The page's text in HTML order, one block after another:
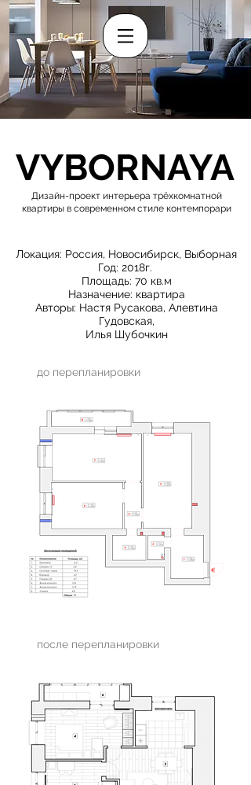
VYBORNAYA
Дизайн-проект интерьера трёхкомнатной
квартиры в современном стиле контемпорари
Локация: Россия, Новосибирск, Выборная
Год: 2018г.
Площадь: 70 кв.м
Назначение: квартира
Авторы: Настя Русакова, Алевтина
Гудовская,
Илья Шубочкин
до перепланировки
после перепланировки